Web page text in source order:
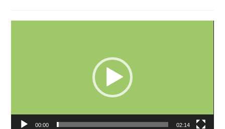
00:00 02:14